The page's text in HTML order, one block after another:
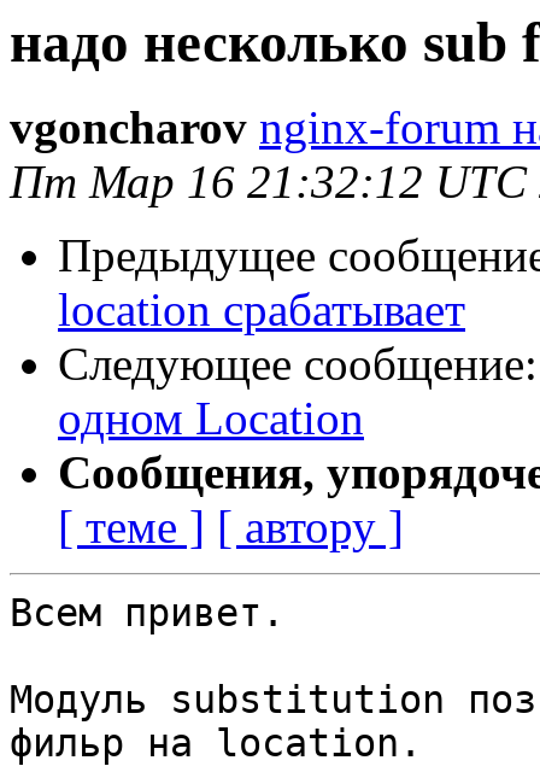
надо несколько
vgoncharov nginx-forum
Пт Мар 16 21:32:12 UTC
Предыдущее
location срабатывает
Следующее
одном Location
Сообщения,
[ теме ] [ автору ]
Всем привет.
Модуль substitution
фильр на location.